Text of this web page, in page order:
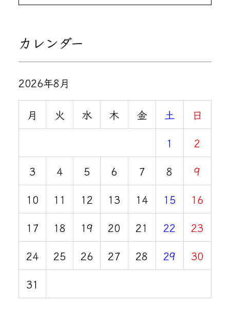
カレンダー
2026年8月
月 火 水 木 金 土
日
1
2
3
4 5 6 7 8
9
10
11 12 13 14 15
16
17
18 19 20 21 22
23
24
25 26 27 28 29
30
31